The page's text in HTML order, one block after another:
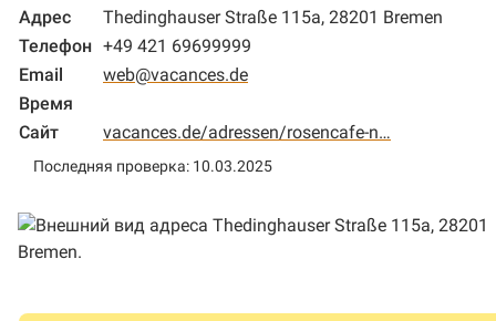
Адрес
Thedinghauser Straße 115a, 28201 Bremen
Телефон +49 421 69699999
Email
web@vacances.de
Время
Сайт
vacances.de/adressen/rosencafe-n…
Последняя проверка: 10.03.2025